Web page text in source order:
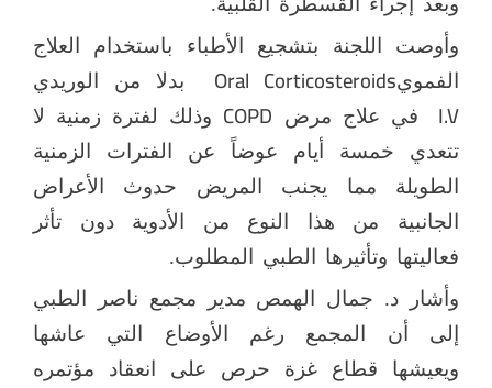
وأوصت اللجنة بتشجيع الأطباء باستخدام العلاج
الفمويOral Corticosteroids بدلا من الوريدي
I.V في علاج مرض COPD وذلك لفترة زمنية لا
تتعدي خمسة أيام عوضاً عن الفترات الزمنية
الطويلة مما يجنب المريض حدوث الأعراض
الجانبية من هذا النوع من الأدوية دون تأثر
فعاليتها وتأثيرها الطبي المطلوب.
وأشار د. جمال الهمص مدير مجمع ناصر الطبي
إلى أن المجمع رغم الأوضاع التي عاشها
ويعيشها قطاع غزة حرص على انعقاد مؤتمره